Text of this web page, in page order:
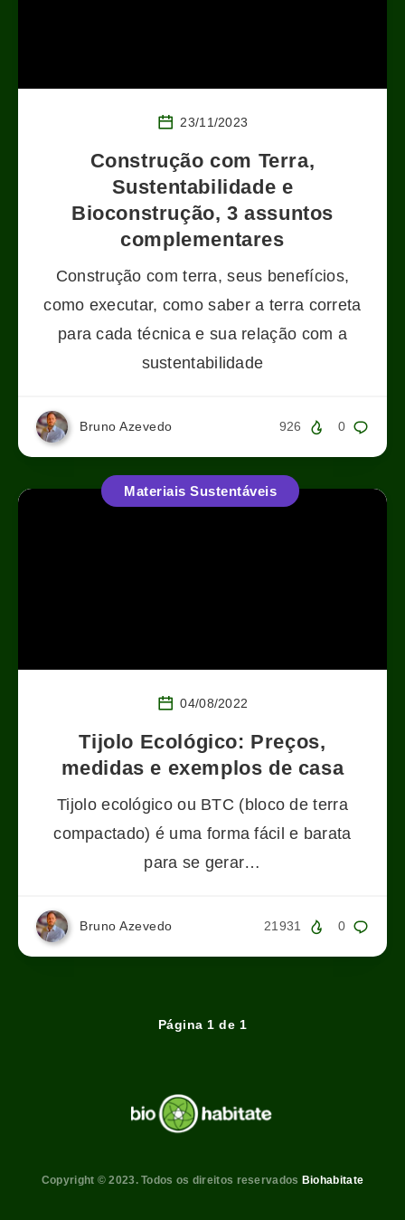
23/11/2023
Construção com Terra,
Sustentabilidade e
Bioconstrução, 3 assuntos
complementares
Construção com terra, seus benefícios,
como executar, como saber a terra correta
para cada técnica e sua relação com a
sustentabilidade
Bruno Azevedo 0
926
Materiais Sustentáveis
04/08/2022
Tijolo Ecológico: Preços,
medidas e exemplos de casa
Tijolo ecológico ou BTC (bloco de terra
compactado) é uma forma fácil e barata
para se gerar…
Bruno Azevedo 0
21931
Página 1 de 1
Copyright © 2023. Todos os direitos reservados Biohabitate